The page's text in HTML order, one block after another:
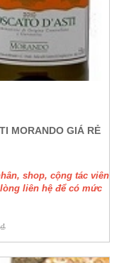
MORANDO GIÁ RẺ
shop, cộng tác viên
liên hệ để có mức